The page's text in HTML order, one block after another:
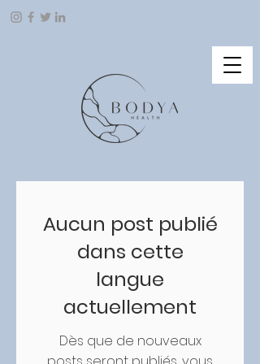
Aucun post publié
dans cette
langue
actuellement
Dès que de nouveaux